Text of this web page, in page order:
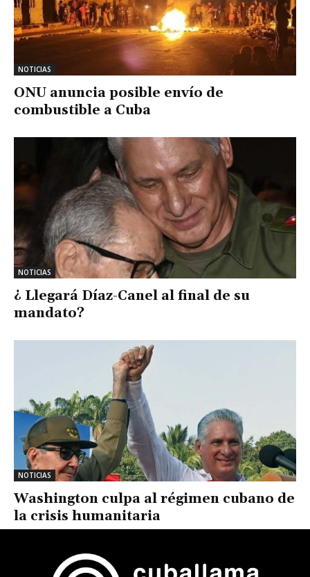
NOTICIAS
ONU anuncia posible envío de
combustible a Cuba
NOTICIAS
¿ Llegará Díaz-Canel al final de su
mandato?
NOTICIAS
Washington culpa al régimen cubano de
la crisis humanitaria